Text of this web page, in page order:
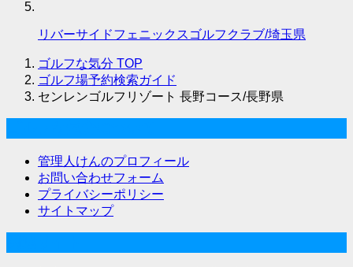
リバーサイドフェニックスゴルフクラブ/埼玉県
ゴルフな気分 TOP
ゴルフ場予約検索ガイド
センレンゴルフリゾート 長野コース/長野県
管理人けんのプロフィール
お問い合わせフォーム
プライバシーポリシー
サイトマップ